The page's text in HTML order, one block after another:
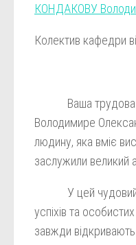
КОНДАКОВУ
Колектив кафедри
Ваша трудова
Володимире
людину, яка вміє
заслужили великий
У цей чудовий
успіхів та
завжди